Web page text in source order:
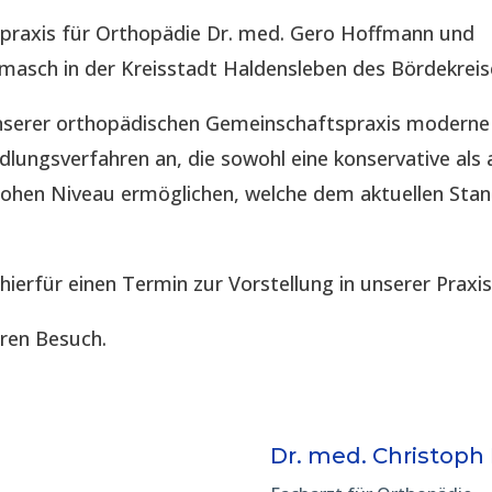
für Orthopädie Dr. med. Gero Hoffmann und
in der Kreisstadt Haldensleben des
orthopädischen Gemeinschaftspraxis
an, die sowohl eine konservative als
Niveau ermöglichen, welche dem aktuellen
einen Termin zur Vorstellung in unserer
Besuch.
Dr. med. Christoph